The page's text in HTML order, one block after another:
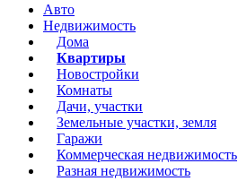
Авто
Недвижимость
Дома
Квартиры
Новостройки
Комнаты
Дачи, участки
Земельные участки, земля
Гаражи
Коммерческая недвижимость
Разная недвижимость